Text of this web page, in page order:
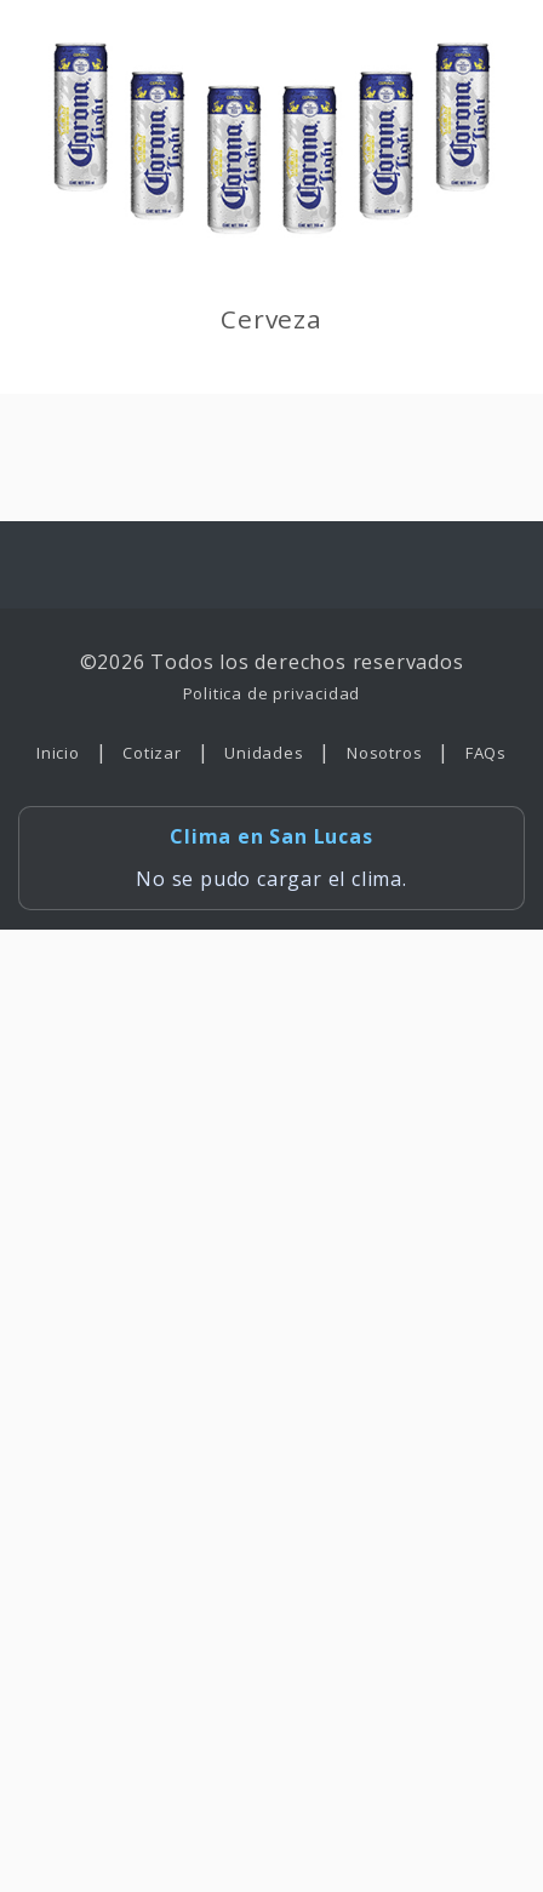
Cerveza
©2026 Todos los derechos reservados
Politica de privacidad
Inicio | Cotizar | Unidades | Nosotros | FAQs
Clima en San Lucas
No se pudo cargar el clima.